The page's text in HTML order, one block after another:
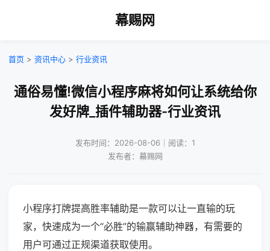
幕赐网
首页 > 资讯中心 > 行业资讯
通俗易懂!微信小程序麻将如何让系统给你
发好牌_插件辅助器-行业资讯
发布时间：2026-08-06｜阅读：1
发布者：幕赐网
小程序打牌提高胜率辅助是一款可以让一直输的玩
家，快速成为一个“必胜”的输赢辅助神器，有需要的
用户可通过正规渠道获取使用。